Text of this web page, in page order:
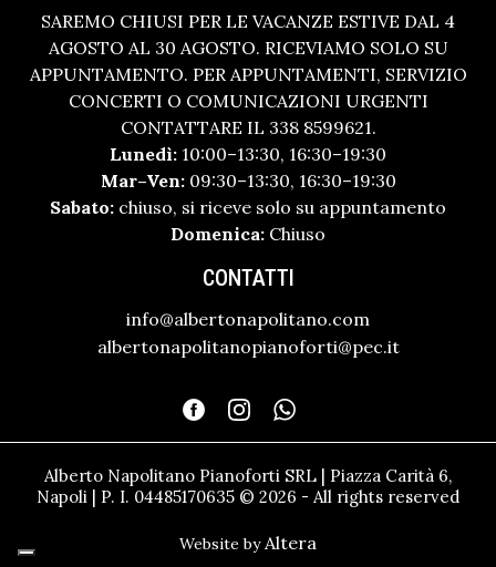
SAREMO CHIUSI PER LE VACANZE ESTIVE DAL 4
AGOSTO AL 30 AGOSTO. RICEVIAMO SOLO SU
APPUNTAMENTO. PER APPUNTAMENTI, SERVIZIO
CONCERTI O COMUNICAZIONI URGENTI
CONTATTARE IL 338 8599621.
Lunedì: 10:00–13:30, 16:30–19:30
Mar–Ven:09:30–13:30, 16:30–19:30
Sabato: chiuso, si riceve solo su appuntamento
Domenica: Chiuso
CONTATTI
info@albertonapolitano.com
albertonapolitanopianoforti@pec.it
Alberto Napolitano Pianoforti SRL | Piazza Carità 6,
Napoli | P. I. 04485170635 © 2026 - All rights reserved
Website by Altera